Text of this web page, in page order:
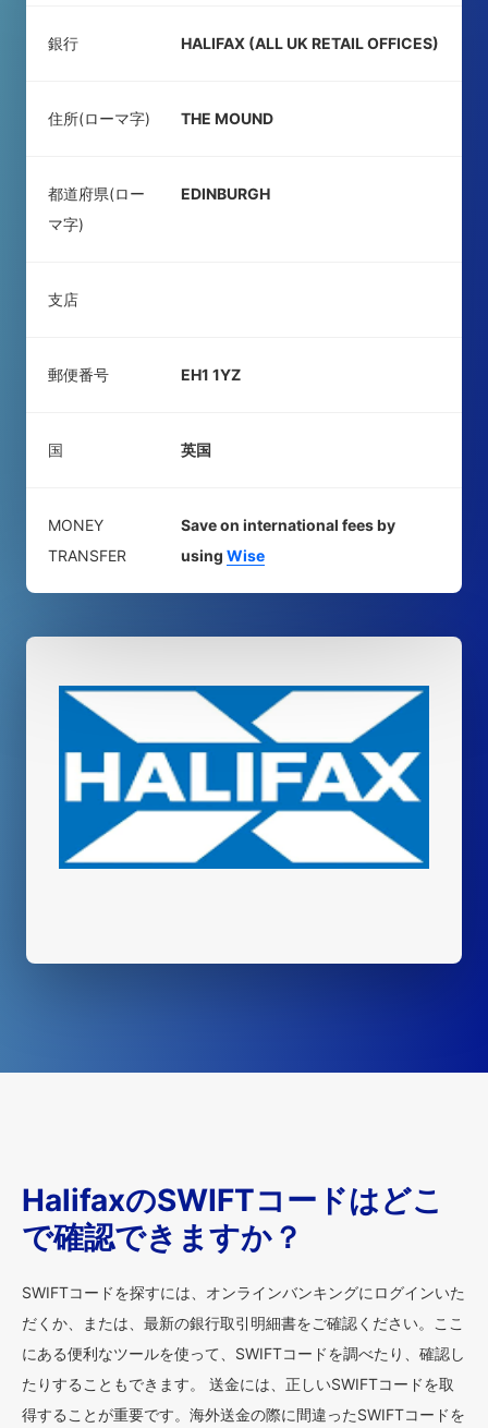
銀行 HALIFAX (ALL UK RETAIL OFFICES)
住所(ローマ字) THE MOUND
都道府県(ロー
マ字)
EDINBURGH
支店
郵便番号 EH1 1YZ
国 英国
MONEY
TRANSFER
Save on international fees by
using Wise
HalifaxのSWIFTコードはどこ
で確認できますか？
SWIFTコードを探すには、オンラインバンキングにログインいた
だくか、または、最新の銀行取引明細書をご確認ください。ここ
にある便利なツールを使って、SWIFTコードを調べたり、確認し
たりすることもできます。 送金には、正しいSWIFTコードを取
得することが重要です。海外送金の際に間違ったSWIFTコードを